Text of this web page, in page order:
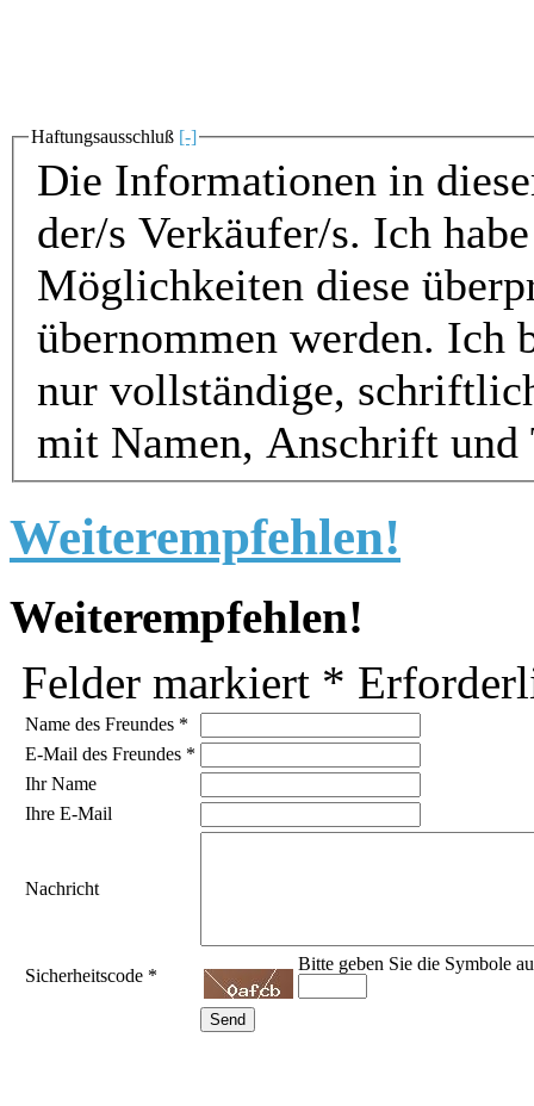
Haftungsausschluß [-]
Die Informationen in
der/s Verkäufer/s. Ich
Möglichkeiten diese
übernommen werden. Ich bitte um Verständnis, dass ich
nur vollständige,
mit Namen, Anschrift und
Weiterempfehlen!
Weiterempfehlen!
Felder markiert *
Name des Freundes *
E-Mail des Freundes *
Ihr Name
Ihre E-Mail
Nachricht
Sicherheitscode *
Bitte geben Sie die Symbole